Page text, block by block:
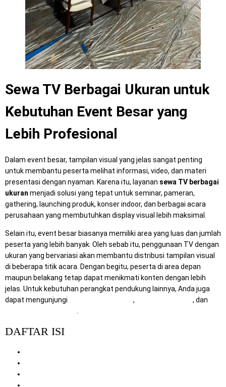
Sewa TV Berbagai Ukuran untuk
Kebutuhan Event Besar yang
Lebih Profesional
Dalam event besar, tampilan visual yang jelas sangat penting
untuk membantu peserta melihat informasi, video, dan materi
presentasi dengan nyaman. Karena itu, layanan sewa TV berbagai
ukuran menjadi solusi yang tepat untuk seminar, pameran,
gathering, launching produk, konser indoor, dan berbagai acara
perusahaan yang membutuhkan display visual lebih maksimal.
Selain itu, event besar biasanya memiliki area yang luas dan jumlah
peserta yang lebih banyak. Oleh sebab itu, penggunaan TV dengan
ukuran yang bervariasi akan membantu distribusi tampilan visual
di beberapa titik acara. Dengan begitu, peserta di area depan
maupun belakang tetap dapat menikmati konten dengan lebih
jelas. Untuk kebutuhan perangkat pendukung lainnya, Anda juga
dapat mengunjungi
,
, dan
.
DAFTAR ISI